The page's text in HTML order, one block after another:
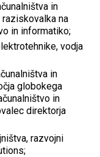
in
na
in informatiko;
vodja
in
globokega
in
direktorja
razvojni